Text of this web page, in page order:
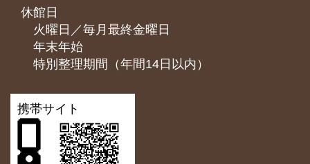
休館日
火曜日／毎月最終金曜日
年末年始
特別整理期間（年間14日以内）
携帯サイト